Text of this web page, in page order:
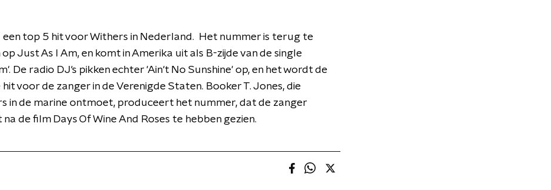
een top 5 hit voor Withers in Nederland. Het nummer is terug te
op Just As I Am, en komt in Amerika uit als B-zijde van de single
De radio DJ's pikken echter 'Ain't No Sunshine' op, en het wordt de
voor de zanger in de Verenigde Staten. Booker T. Jones, die
in de marine ontmoet, produceert het nummer, dat de zanger
de film Days Of Wine And Roses te hebben gezien.